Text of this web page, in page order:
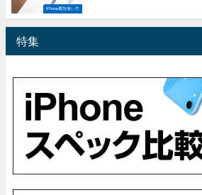
iPhone裏技使い方
特集